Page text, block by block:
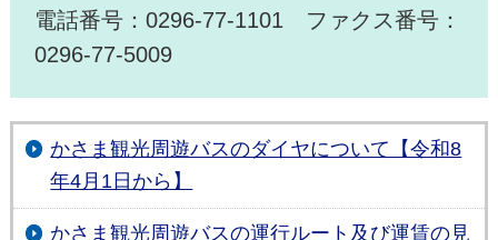
電話番号：0296-77-1101 ファクス番号：
0296-77-5009
かさま観光周遊バスのダイヤについて【令和8
年4月1日から】
かさま観光周遊バスの運行ルート及び運賃の見